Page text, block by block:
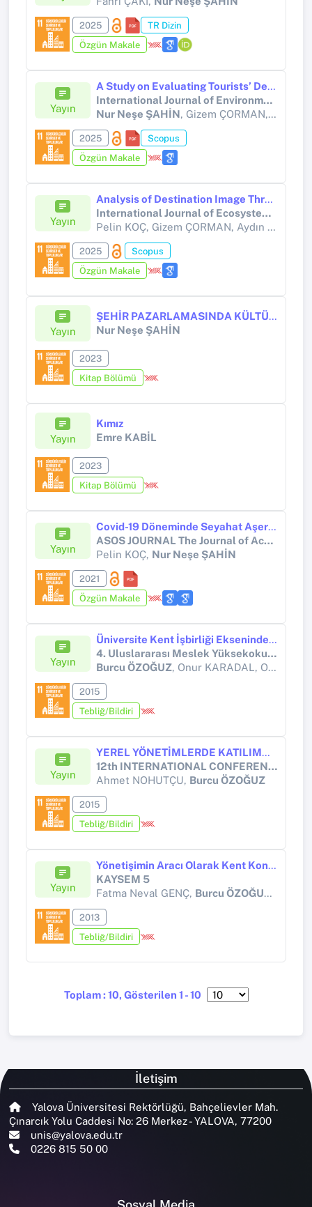
2025
TR Dizin
Özgün Makale
Yayın
A Study on Evaluating Tourists’ Destination Accommodation Experiences
International Journal of Environmental Sciences
Nur Neşe ŞAHİN, Gizem ÇORMAN, Aydın ÜNAL, Pelin KOÇ
2025
Scopus
Özgün Makale
Yayın
Analysis of Destination Image Through Word Association Test: The Case of Sinop as an Eco-Tourism Destination
International Journal of Ecosystems and Ecology Science
Pelin KOÇ, Gizem ÇORMAN, Aydın ÜNAL,
2025
Scopus
Özgün Makale
Yayın
ŞEHİR PAZARLAMASINDA KÜLTÜREL FAALİYETLERİN YERİ VE ÖNEMİ
Nur Neşe ŞAHİN
2023
Kitap Bölümü
Yayın
Kımız
Emre KABİL
2023
Kitap Bölümü
Yayın
Covid-19 Döneminde Seyahat Aşerme ve Seyahat Motivasyonları
ASOS JOURNAL The Journal of Academic Social Sciences
Pelin KOÇ, Nur Neşe ŞAHİN
2021
Özgün Makale
Yayın
Üniversite Kent İşbirliği Ekseninde Bölgesel Kalkınma Ve Karşılıklı Beklenti Analizleri Armutlu Meslek Yüksekokulu
4. Uluslararası Meslek Yüksekokulları Sempozyumu
Burcu ÖZOĞUZ, Onur KARADAL, Oya Irmak CEBECİ, Derya GÜROY
2015
Tebliğ/Bildiri
Yayın
YEREL YÖNETİMLERDE KATILIMCI SÜREÇLER KATILIMCI BÜTÇE VE NİLÜFER BELEDİYESİ
12th INTERNATIONAL CONFERENCE on KNOWLEDGE, ECONOMY MANAGEMENT PROCEEDINGS
Ahmet NOHUTÇU, Burcu ÖZOĞUZ
2015
Tebliğ/Bildiri
Yayın
Yönetişimin Aracı Olarak Kent Konseyleri ve Web Yapılanmalarının İşlevselliği
KAYSEM 5
Fatma Neval GENÇ, Burcu ÖZOĞUZ , Murat
2013
Tebliğ/Bildiri
Toplam : 10, Gösterilen 1 - 10
İletişim
Yalova Üniversitesi Rektörlüğü, Bahçelievler Mah.
Çınarcık Yolu Caddesi No: 26 Merkez - YALOVA, 77200
unis@yalova.edu.tr
0226 815 50 00